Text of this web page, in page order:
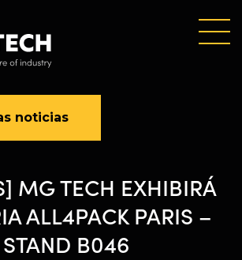
noticias
MG TECH EXHIBIRÁ
ALL4PACK PARIS –
B046